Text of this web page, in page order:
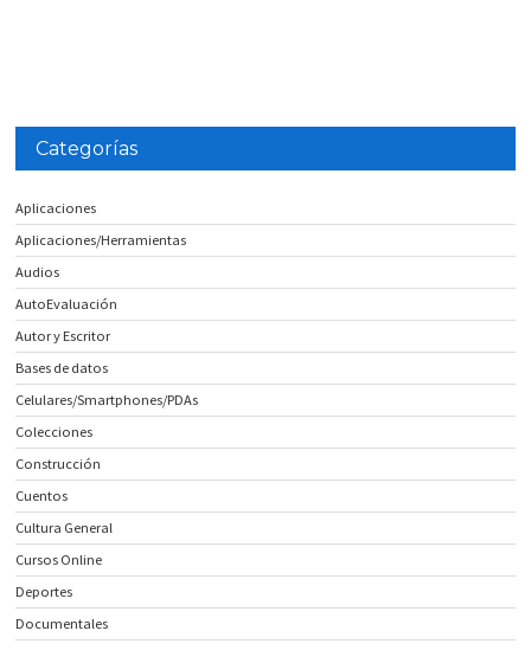
Categorías
Aplicaciones
Aplicaciones/Herramientas
Audios
AutoEvaluación
Autor y Escritor
Bases de datos
Celulares/Smartphones/PDAs
Colecciones
Construcción
Cuentos
Cultura General
Cursos Online
Deportes
Documentales